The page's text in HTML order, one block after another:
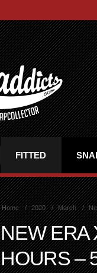
FITTED
Home 2020 March
NEW ERA
HOURS –